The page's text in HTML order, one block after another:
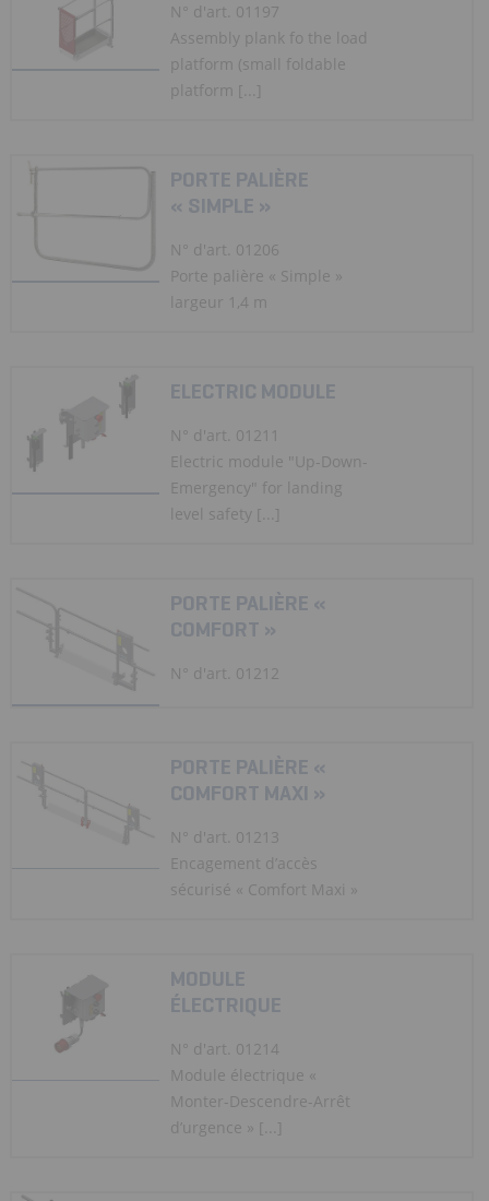
N° d'art. 01197
Assembly plank fo the load
platform (small foldable
platform [...]
PORTE PALIÈRE
« SIMPLE »
N° d'art. 01206
Porte palière « Simple »
largeur 1,4 m
ELECTRIC MODULE
N° d'art. 01211
Electric module "Up-Down-
Emergency" for landing
level safety [...]
PORTE PALIÈRE «
COMFORT »
N° d'art. 01212
PORTE PALIÈRE «
COMFORT MAXI »
N° d'art. 01213
Encagement d’accès
sécurisé « Comfort Maxi »
MODULE
ÉLECTRIQUE
N° d'art. 01214
Module électrique «
Monter-Descendre-Arrêt
d’urgence » [...]